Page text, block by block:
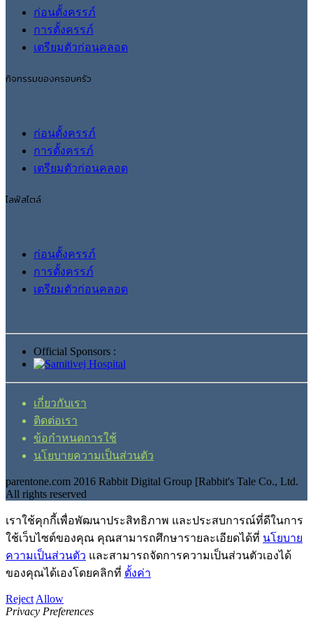
ก่อนตั้งครรภ์
การตั้งครรภ์
เตรียมตัวก่อนคลอด
กิจกรรมของครอบครัว
ก่อนตั้งครรภ์
การตั้งครรภ์
เตรียมตัวก่อนคลอด
ไลฟ์สไตล์
ก่อนตั้งครรภ์
การตั้งครรภ์
เตรียมตัวก่อนคลอด
Official Sponsors :
เกี่ยวกับเรา
ติดต่อเรา
ข้อกำหนดการใช้
นโยบายความเป็นส่วนตัว
parentone.com 2016 Rabbit Digital Group [Rabbit's Tale Co., Ltd.
All rights reserved
เราใช้คุกกี้เพื่อพัฒนาประสิทธิภาพ และประสบการณ์ที่ดีในการ
ใช้เว็บไซต์ของคุณ คุณสามารถศึกษารายละเอียดได้ที่ นโยบาย
ความเป็นส่วนตัว และสามารถจัดการความเป็นส่วนตัวเองได้
ของคุณได้เองโดยคลิกที่ ตั้งค่า
Reject Allow
Privacy Preferences